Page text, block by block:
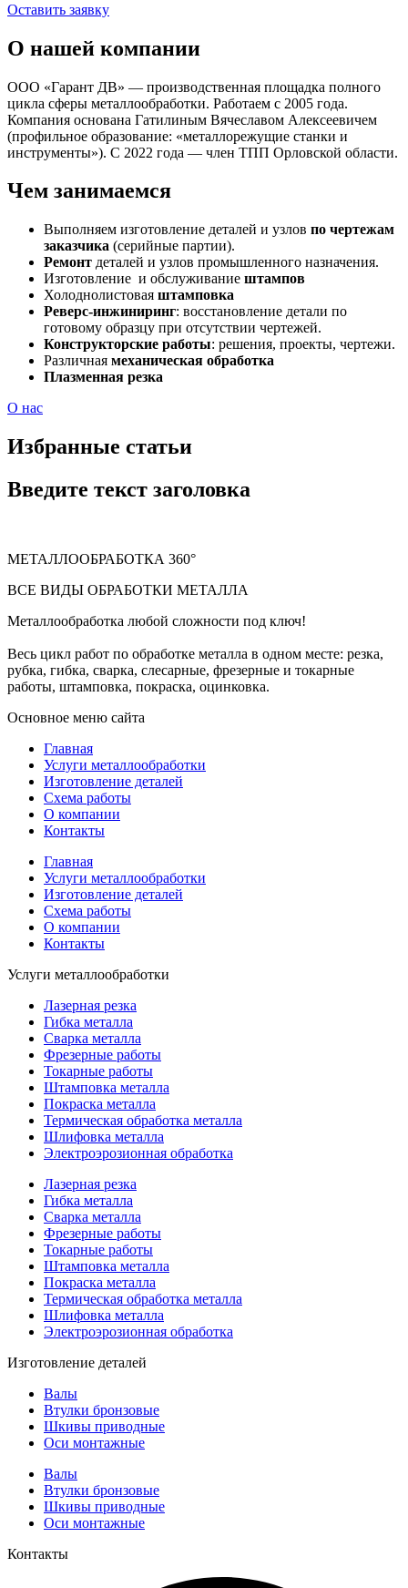
Оставить заявку
О нашей компании
ООО «Гарант ДВ» — производственная площадка полного
цикла сферы металлообработки. Работаем с 2005 года.
Компания основана Гатилиным Вячеславом Алексеевичем
(профильное образование: «металлорежущие станки и
инструменты»). С 2022 года — член ТПП Орловской области.
Чем занимаемся
Выполняем изготовление деталей и узлов по чертежам
заказчика (серийные партии).
Ремонт деталей и узлов промышленного назначения.
Изготовление и обслуживание штампов
Холоднолистовая штамповка
Реверс-инжиниринг: восстановление детали по
готовому образцу при отсутствии чертежей.
Конструкторские работы: решения, проекты, чертежи.
Различная механическая обработка
Плазменная резка
О нас
Избранные статьи
Введите текст заголовка
МЕТАЛЛООБРАБОТКА 360°
ВСЕ ВИДЫ ОБРАБОТКИ МЕТАЛЛА
Металлообработка любой сложности под ключ!
Весь цикл работ по обработке металла в одном месте: резка,
рубка, гибка, сварка, слесарные, фрезерные и токарные
работы, штамповка, покраска, оцинковка.
Основное меню сайта
Главная
Услуги металлообработки
Изготовление деталей
Схема работы
О компании
Контакты
Главная
Услуги металлообработки
Изготовление деталей
Схема работы
О компании
Контакты
Услуги металлообработки
Лазерная резка
Гибка металла
Сварка металла
Фрезерные работы
Токарные работы
Штамповка металла
Покраска металла
Термическая обработка металла
Шлифовка металла
Электроэрозионная обработка
Лазерная резка
Гибка металла
Сварка металла
Фрезерные работы
Токарные работы
Штамповка металла
Покраска металла
Термическая обработка металла
Шлифовка металла
Электроэрозионная обработка
Изготовление деталей
Валы
Втулки бронзовые
Шкивы приводные
Оси монтажные
Валы
Втулки бронзовые
Шкивы приводные
Оси монтажные
Контакты